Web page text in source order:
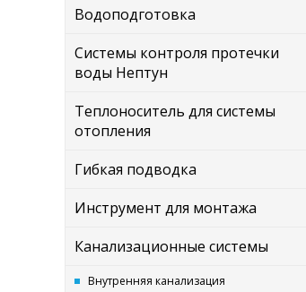
Водоподготовка
Системы контроля протечки
воды Нептун
Теплоноситель для системы
отопления
Гибкая подводка
Инструмент для монтажа
Канализационные системы
Внутренняя канализация